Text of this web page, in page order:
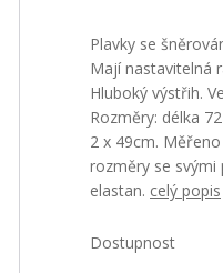
Plavky se
Mají nastavitelná
Hluboký výstřih.
Rozměry: délka
2 x 49cm.
rozměry se
elastan. celý popis
Dostupnost